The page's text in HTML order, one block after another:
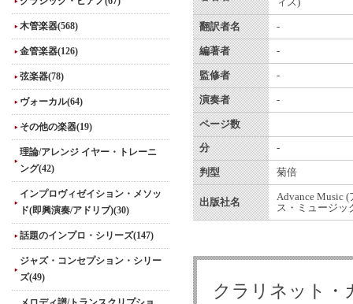
木管楽器(568)
金管楽器(126)
弦楽器(78)
ヴォーカル(64)
その他の楽器(19)
理論/アレンジ イヤー・トレーニ
ング(42)
インプロヴィゼイション・メソッ
ド(即興演奏/アドリブ)(30)
話題のインプロ・シリーズ(147)
ジャズ・コンセプション・シリー
ズ(49)
ィス)
翻訳者名 -
編著者 -
監修者 -
演奏者 -
ページ数
分 -
判型 菊倍
出版社名
Advance Music (
ス・ミュージッ
クラリネット